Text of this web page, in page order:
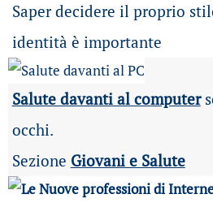
Saper decidere il proprio
identità è importante
Salute davanti al computer
occhi.
Sezione Giovani e Salute